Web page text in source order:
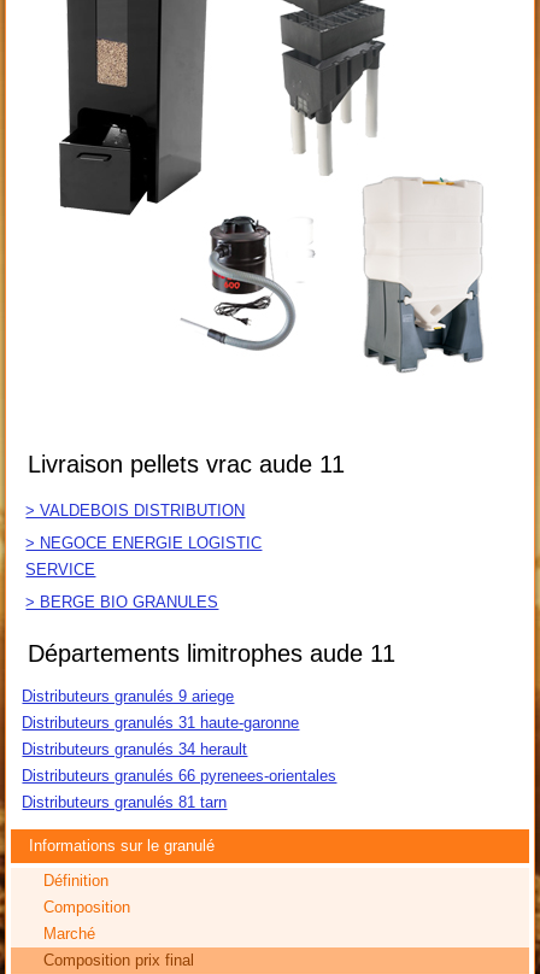
Livraison pellets vrac aude 11
> VALDEBOIS DISTRIBUTION
> NEGOCE ENERGIE LOGISTIC
SERVICE
> BERGE BIO GRANULES
Départements limitrophes aude 11
Distributeurs granulés 9 ariege
Distributeurs granulés 31 haute-garonne
Distributeurs granulés 34 herault
Distributeurs granulés 66 pyrenees-orientales
Distributeurs granulés 81 tarn
Informations sur le granulé
Définition
Composition
Marché
Composition prix final